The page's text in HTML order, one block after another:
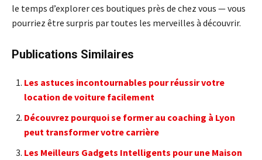
le temps d’explorer ces boutiques près de chez vous — vous
pourriez être surpris par toutes les merveilles à découvrir.
Publications Similaires
Les astuces incontournables pour réussir votre
location de voiture facilement
Découvrez pourquoi se former au coaching à Lyon
peut transformer votre carrière
Les Meilleurs Gadgets Intelligents pour une Maison